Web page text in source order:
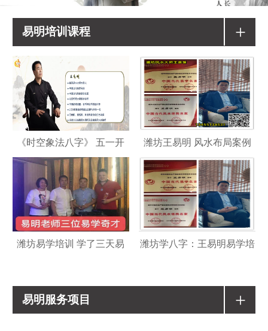
易明培训课程 +
《时空象法八字》 五一开 潍坊王易明 风水布局案例
潍坊易学培训 学了三天易 潍坊学八字：王易明易学培
易明服务项目 +